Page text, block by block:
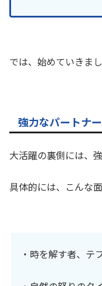
では、始めていきまし
強力なパートナ
大活躍の裏側には、
具体的には、こんな面
・時を解す者、テ